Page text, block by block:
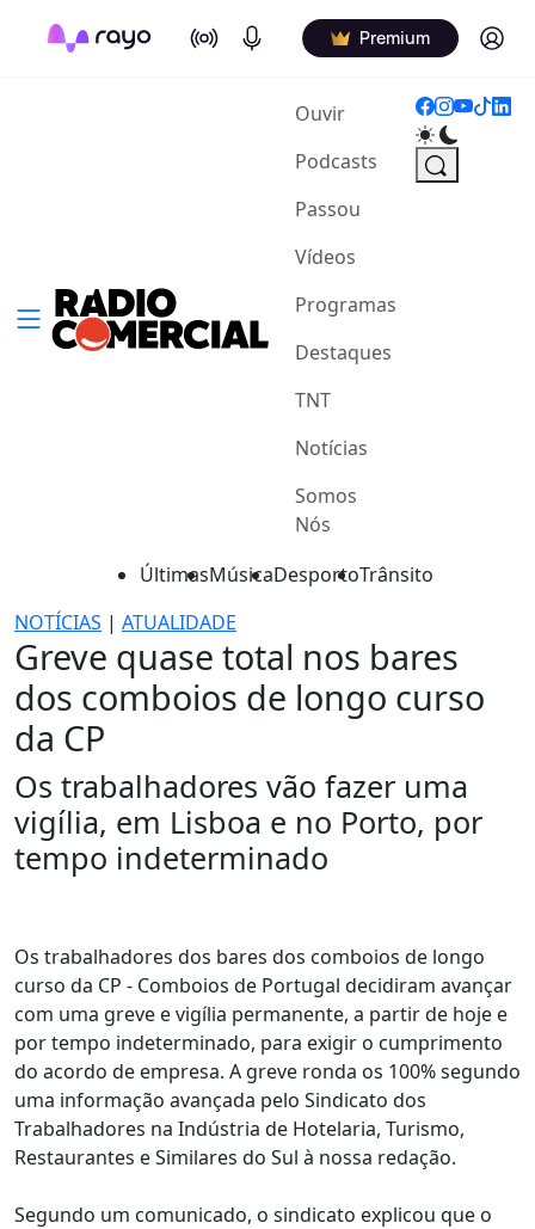
On Air Podcasts Premium Log in
Ouvir(current)
Podcasts
Passou
Vídeos
Programas
Destaques
TNT
Notícias
Somos
Nós
ÚltimasMúsicaDesportoTrânsito
NOTÍCIAS | ATUALIDADE
Greve quase total nos bares
dos comboios de longo curso
da CP
Os trabalhadores vão fazer uma
vigília, em Lisboa e no Porto, por
tempo indeterminado
Os trabalhadores dos bares dos comboios de longo
curso da CP - Comboios de Portugal decidiram avançar
com uma greve e vigília permanente, a partir de hoje e
por tempo indeterminado, para exigir o cumprimento
do acordo de empresa. A greve ronda os 100% segundo
uma informação avançada pelo Sindicato dos
Trabalhadores na Indústria de Hotelaria, Turismo,
Restaurantes e Similares do Sul à nossa redação.
Segundo um comunicado, o sindicato explicou que o